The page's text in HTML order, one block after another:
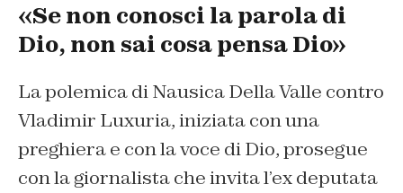
«Se non conosci la parola di
Dio, non sai cosa pensa Dio»
La polemica di Nausica Della Valle contro
Vladimir Luxuria, iniziata con una
preghiera e con la voce di Dio, prosegue
con la giornalista che invita l’ex deputata